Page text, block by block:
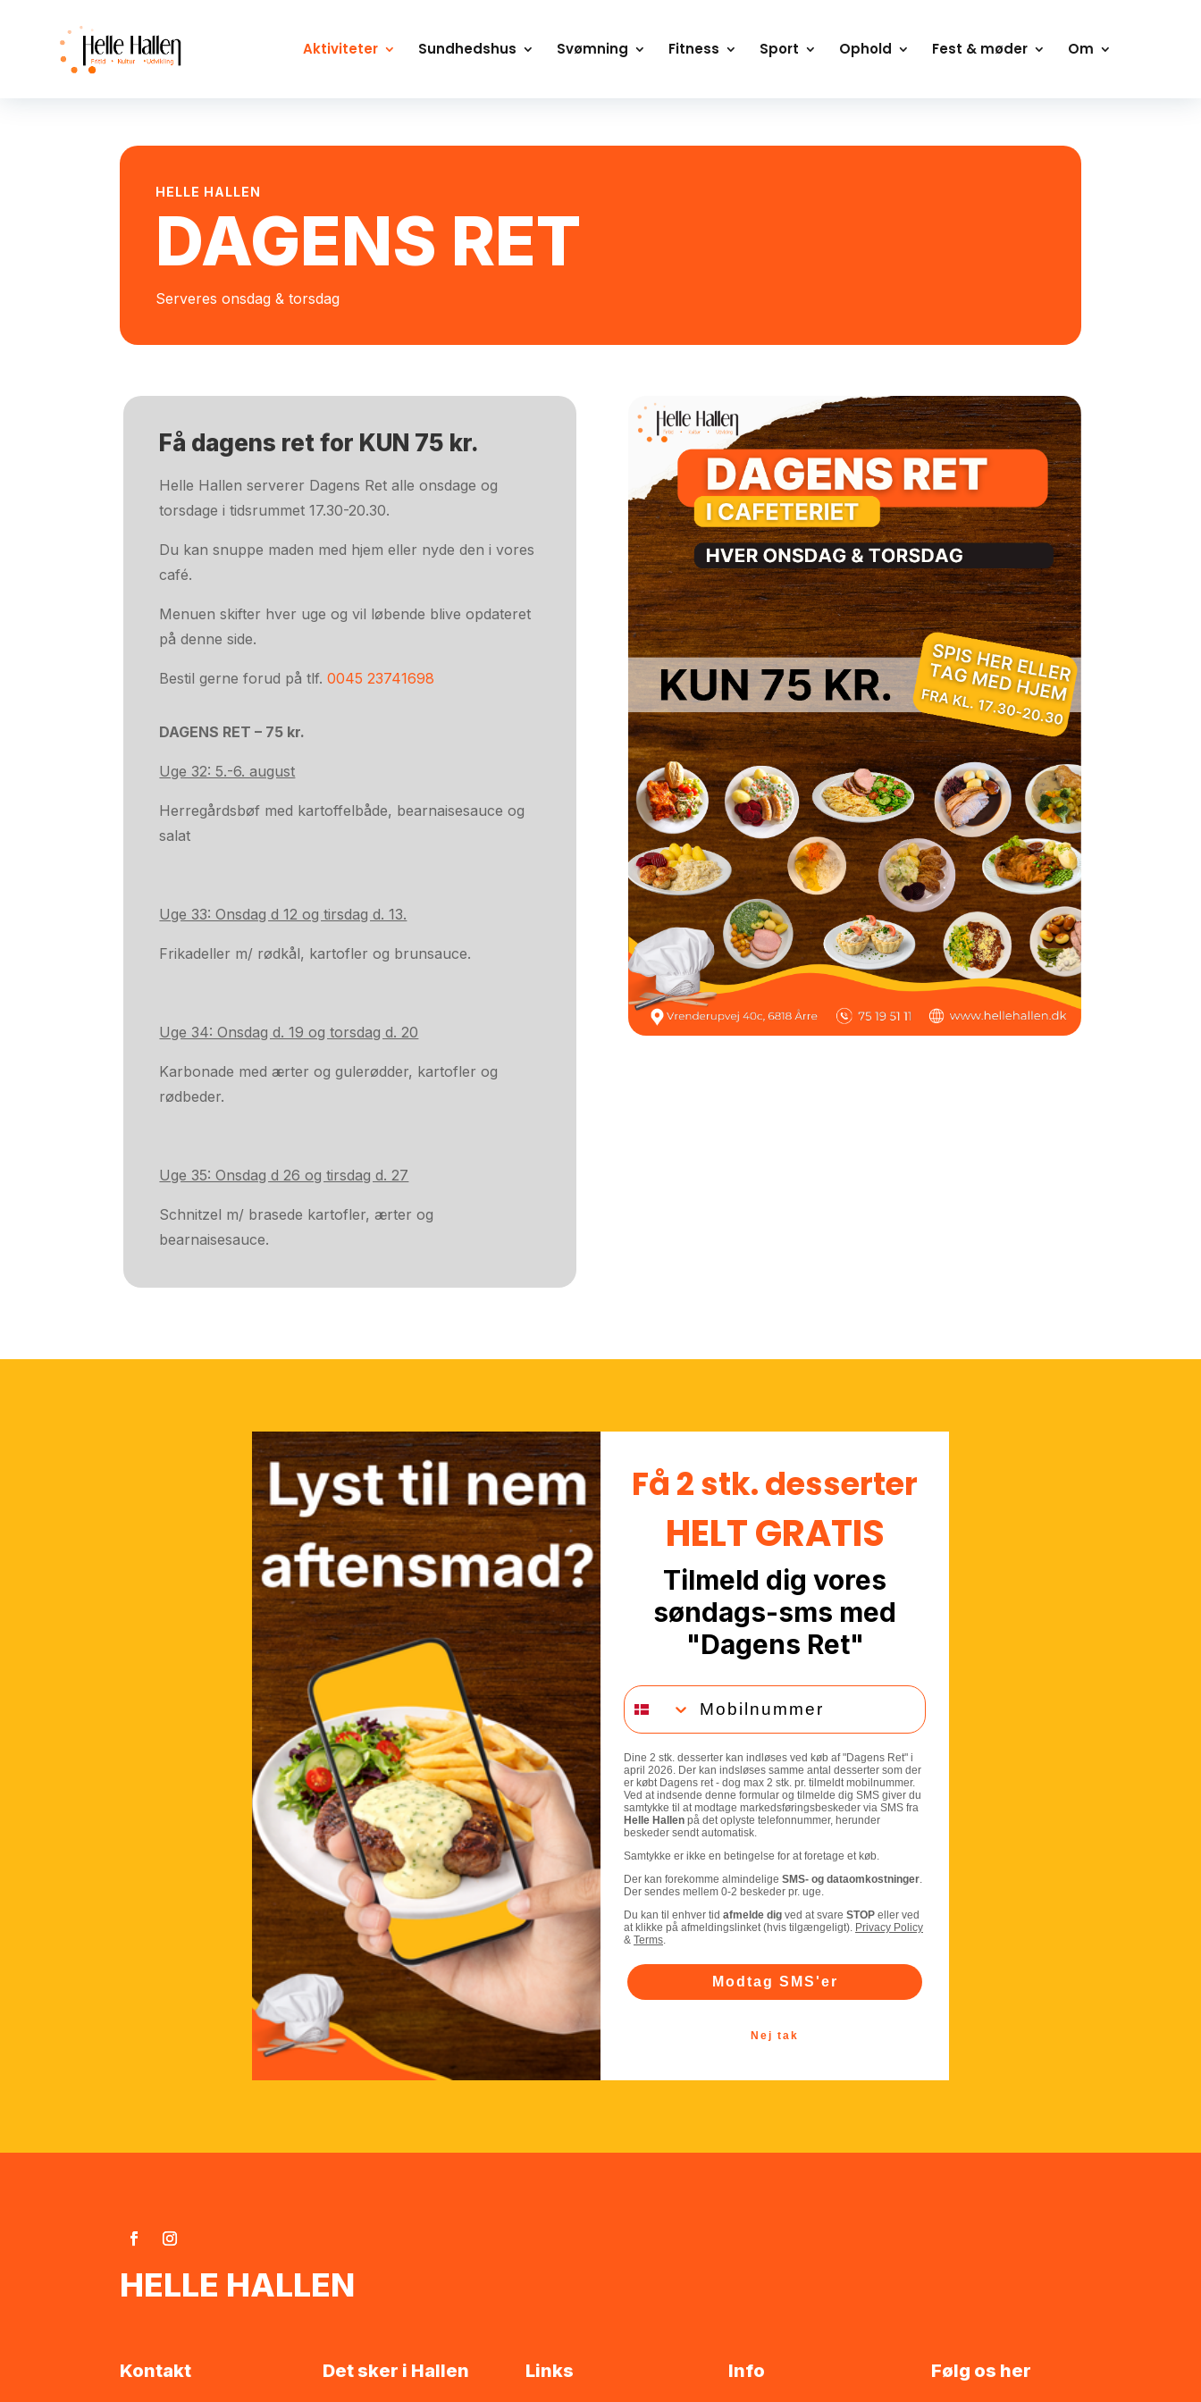
Aktiviteter Sundhedshus Svømning Fitness Sport Ophold Fest & møder Om
HELLE HALLEN
DAGENS RET
Serveres onsdag & torsdag
Få dagens ret for KUN 75 kr.
Helle Hallen serverer Dagens Ret alle onsdage og
torsdage i tidsrummet 17.30-20.30.
Du kan snuppe maden med hjem eller nyde den i vores
café.
Menuen skifter hver uge og vil løbende blive opdateret
på denne side.
Bestil gerne forud på tlf.0045 23741698
DAGENS RET – 75 kr.
Uge 32: 5.-6. august
Herregårdsbøf med kartoffelbåde, bearnaisesauce og
salat
Uge 33: Onsdag d 12 og tirsdag d. 13.
Frikadeller m/ rødkål, kartofler og brunsauce.
Uge 34: Onsdag d. 19 og torsdag d. 20
Karbonade med ærter og gulerødder, kartofler og
rødbeder.
Uge 35: Onsdag d 26 og tirsdag d. 27
Schnitzel m/ brasede kartofler, ærter og
bearnaisesauce.
Få 2 stk. desserter
HELT GRATIS
Tilmeld dig vores
søndags-sms med
"Dagens Ret"
Mobilnummer
Dine 2 stk. desserter kan indløses ved køb af "Dagens Ret" i
april 2026. Der kan indsløses samme antal desserter som der
er købt Dagens ret - dog max 2 stk. pr. tilmeldt mobilnummer.
Ved at indsende denne formular og tilmelde dig SMS giver du
samtykke til at modtage markedsføringsbeskeder via SMS fra
Helle Hallen på det oplyste telefonnummer, herunder
beskeder sendt automatisk.
Samtykke er ikke en betingelse for at foretage et køb.
Der kan forekomme almindelige SMS- og dataomkostninger.
Der sendes mellem 0-2 beskeder pr. uge.
Du kan til enhver tid afmelde dig ved at svare STOP eller ved
at klikke på afmeldingslinket (hvis tilgængeligt). Privacy Policy
& Terms.
Modtag SMS'er
Nej tak
HELLE HALLEN
Kontakt Det sker i Hallen Links Info Følg os her